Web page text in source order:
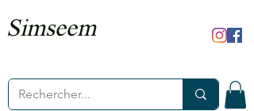
Simseem